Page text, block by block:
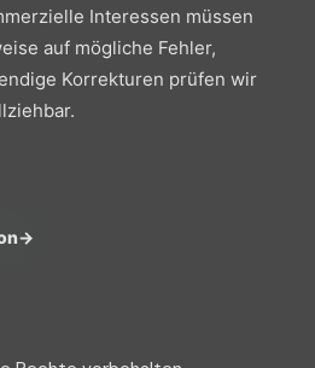
Interessen müssen
auf mögliche Fehler,
Korrekturen prüfen wir
→